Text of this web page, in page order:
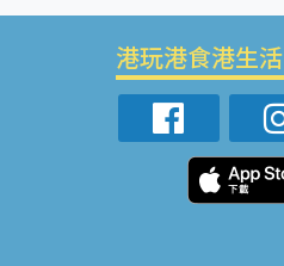
港玩港食港生活